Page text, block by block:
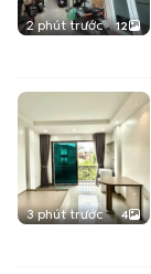
2 phút trước 12
3 phút trước 4